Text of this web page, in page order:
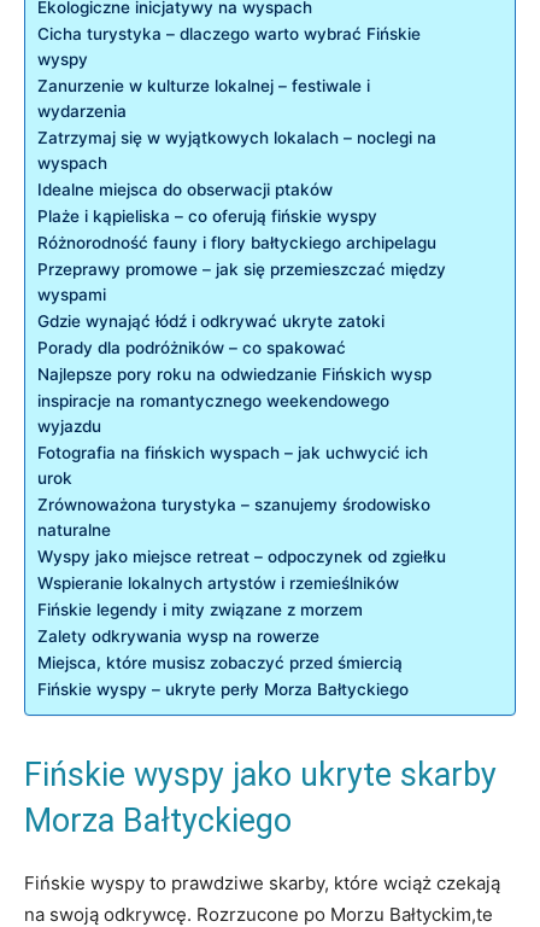
Ekologiczne inicjatywy‍ na wyspach
Cicha turystyka – dlaczego warto wybrać Fińskie
wyspy
Zanurzenie w⁣ kulturze lokalnej – festiwale i
wydarzenia
Zatrzymaj się w wyjątkowych lokalach – noclegi ⁣na
⁣wyspach
Idealne miejsca do obserwacji​ ptaków
Plaże i kąpieliska – co⁤ oferują fińskie wyspy
Różnorodność fauny i flory bałtyckiego archipelagu
Przeprawy promowe – jak się przemieszczać między
wyspami
Gdzie wynająć łódź i odkrywać ukryte zatoki
Porady ⁣dla podróżników⁤ – co spakować
Najlepsze pory roku⁤ na odwiedzanie ⁢Fińskich wysp
inspiracje ⁤na romantycznego weekendowego⁢
wyjazdu
Fotografia na fińskich wyspach – jak ‍uchwycić ich
⁢urok
Zrównoważona turystyka – szanujemy środowisko
naturalne
Wyspy jako miejsce retreat ​– odpoczynek od zgiełku
Wspieranie lokalnych artystów i rzemieślników
Fińskie legendy i mity związane z morzem
Zalety odkrywania⁤ wysp na rowerze
Miejsca, które musisz zobaczyć przed śmiercią
Fińskie wyspy – ukryte perły Morza Bałtyckiego
Fińskie wyspy jako ukryte skarby
Morza Bałtyckiego
Fińskie wyspy to prawdziwe skarby, które wciąż czekają
na swoją odkrywcę. Rozrzucone po‌ Morzu Bałtyckim,te